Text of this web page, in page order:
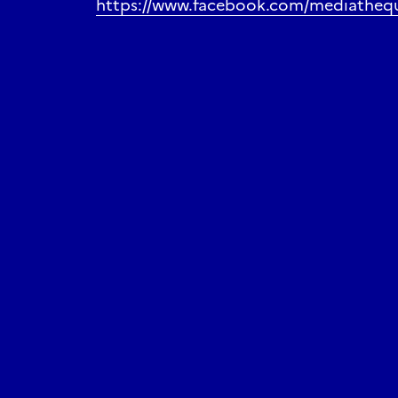
https://www.facebook.com/